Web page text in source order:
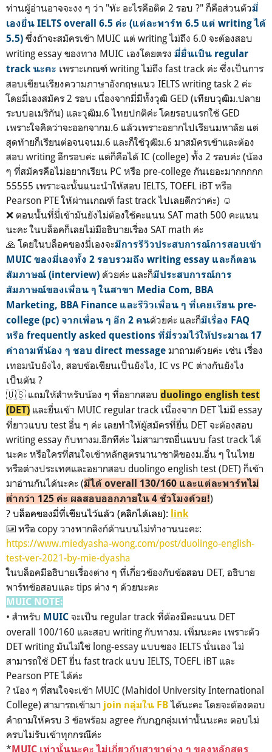
ท่านผู้อ่านอาจจะงง ๆ ว่า "ห้ะ อะไรคือติด 2 รอบ ?" ก็คือส่วนตัวมี่
เองยื่น IELTS overall 6.5 ค่ะ (แต่ละพาร์ท 6.5 แต่ writing ได้
5.5) ซึ่งถ้าจะสมัครเข้า MUIC แต่ writing ไม่ถึง 6.0 จะต้องสอบ
writing essay ของทาง MUIC เองโดยตรง มี่ยื่นเป็น regular
track นะคะ เพราะเกณฑ์ writing ไม่ถึง fast track ค่ะ ซึ่งเป็นการ
สอบเขียนเรียงความภาษาอังกฤษแนว IELTS writing task 2 ค่ะ
โดยมี่เองสมัคร 2 รอบ เนื่องจากมี่มีทั้งวุฒิ GED (เทียบวุฒิม.ปลาย
ระบบอเมริกัน) และวุฒิม.6 ไทยปกติค่ะ โดยรอบแรกใช้ GED
เพราะใจคิดว่าจะออกจากม.6 แล้วเพราะอยากไปเรียนมหาลัย แต่
สุดท้ายก็เรียนต่อจนจนม.6 และก็ใช้วุฒิม.6 มาสมัครเข้าและต้อง
สอบ writing อีกรอบค่ะ แต่ก็คือได้ IC (college) ทั้ง 2 รอบค่ะ (น้อง
ๆ ที่สมัครคือไม่อยากเรียน PC หรือ pre-college กันเยอะมากกกกก
55555 เพราะฉะนั้นแนะนำให้สอบ IELTS, TOEFL iBT หรือ
Pearson PTE ให้ผ่านเกณฑ์ fast track ไปเลยดีกว่าค่ะ) ☺️
❌ ตอนนั้นที่มี่เข้ามันยังไม่ต้องใช้คะแนน SAT math 500 คะแนน
นะคะ ในบล็อคก็เลยไม่มีอธิบายเรื่อง SAT math ค่ะ
🙏 โดยในบล็อคของมี่เองจะมีการรีวิวประสบการณ์การสอบเข้า
MUIC ของมี่เองทั้ง 2 รอบรวมถึง writing essay และก็ตอน
สัมภาษณ์ (interview) ด้วยค่ะ และก็มีประสบการณ์การ
สัมภาษณ์ของเพื่อน ๆ ในสาขา Media Com, BBA
Marketing, BBA Finance และรีวิวเพื่อน ๆ ที่เคยเรียน pre-
college (pc) จากเพื่อน ๆ อีก 2 คนด้วยค่ะ และก็มีเรื่อง FAQ
หรือ frequently asked questions ที่มี่รวมไว้ให้ประมาณ 17
คำถามที่น้อง ๆ ชอบ direct message มาถามด้วยค่ะ เช่น เรื่อง
เทอมนับยังไง, สอบข้อเขียนเป็นยังไง, IC vs PC ต่างกันยังไง
เป็นต้น ?
🇺🇸 แถมให้สำหรับน้อง ๆ ที่อยากสอบ duolingo english test
(DET) และยื่นเข้า MUIC regular track เนื่องจาก DET ไม่มี essay
ที่ยาวแบบ test อื่น ๆ ค่ะ เลยทำให้ผู้สมัครที่ยื่น DET จะต้องสอบ
writing essay กับทางม.อีกทีค่ะ ไม่สามารถยื่นแบบ fast track ได้
นะคะ หรือใครที่สนใจเข้าหลักสูตรนานาชาติของม.อื่น ๆ ในไทย
หรือต่างประเทศและอยากสอบ duolingo english test (DET) ก็เข้า
มาอ่านกันได้นะคะ (มี่ได้ overall 130/160 และแต่ละพาร์ทไม่
ต่ำกว่า 125 ค่ะ ผลสอบออกภายใน 4 ชั่วโมงด้วย!)
? บล็อคของมี่ที่เขียนไว้แล้ว (คลิกได้เลย): link
⌨️ หรือ copy วางหากลิงก์ด้านบนไม่ทำงานนะคะ:
https://www.miedyasha-wong.com/post/duolingo-english-
test-ver-2021-by-mie-dyasha
ในบล็อคมีอธิบายเรื่องต่าง ๆ ที่เกี่ยวข้องกับข้อสอบ DET, อธิบาย
พาร์ทข้อสอบและ tips ต่าง ๆ ด้วยนะคะ
MUIC NOTE:
• สำหรับ MUIC จะเป็น regular track ที่ต้องมีคะแนน DET
overall 100/160 และสอบ writing กับทางม. เพิ่มนะคะ เพราะตัว
DET writing มันไม่ใช่ long-essay แบบของ IELTS นั่นเอง ไม่
สามารถใช้ DET ยื่น fast track แบบ IELTS, TOEFL iBT และ
Pearson PTE ได้ค่ะ
? น้อง ๆ ที่สนใจจะเข้า MUIC (Mahidol University International
College) สามารถเข้ามา join กลุ่มใน FBได้นะคะ โดยจะต้องตอบ
คำถามให้ครบ 3 ข้อพร้อม agree กับกฎกลุ่มเท่านั้นนะคะ ตอบไม่
ครบไม่รับเข้าทุกกรณีค่ะ
*MUIC เท่านั้นนะคะ ไม่เกี่ยวกับสาขาต่าง ๆ ของหลักสูตร